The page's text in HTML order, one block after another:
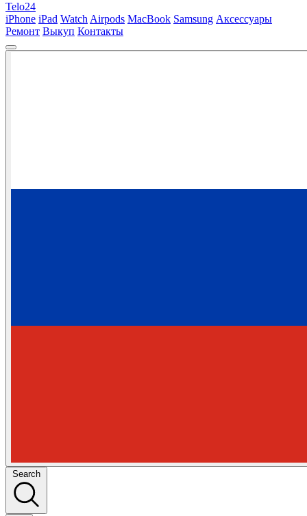
Telo24
iPhone iPad Watch Airpods MacBook Samsung Аксессуары
Ремонт Выкуп Контакты
Search